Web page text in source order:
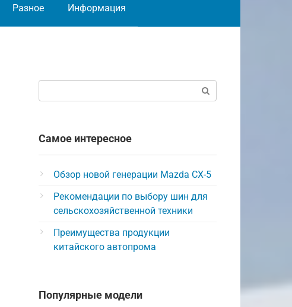
Разное Информация
Самое интересное
Обзор новой генерации Mazda CX-5
Рекомендации по выбору шин для
сельскохозяйственной техники
Преимущества продукции
китайского автопрома
Популярные модели